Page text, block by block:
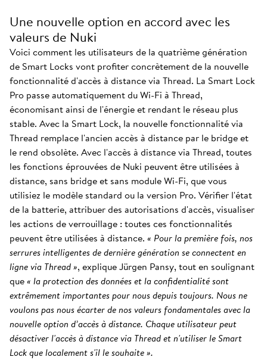
Une nouvelle option en accord avec les
valeurs de Nuki
Voici comment les utilisateurs de la quatrième génération
de Smart Locks vont profiter concrètement de la nouvelle
fonctionnalité d'accès à distance via Thread. La Smart Lock
Pro passe automatiquement du Wi-Fi à Thread,
économisant ainsi de l'énergie et rendant le réseau plus
stable. Avec la Smart Lock, la nouvelle fonctionnalité via
Thread remplace l'ancien accès à distance par le bridge et
le rend obsolète. Avec l'accès à distance via Thread, toutes
les fonctions éprouvées de Nuki peuvent être utilisées à
distance, sans bridge et sans module Wi-Fi, que vous
utilisiez le modèle standard ou la version Pro. Vérifier l'état
de la batterie, attribuer des autorisations d'accès, visualiser
les actions de verrouillage : toutes ces fonctionnalités
peuvent être utilisées à distance. « Pour la première fois, nos
serrures intelligentes de dernière génération se connectent en
ligne via Thread », explique Jürgen Pansy, tout en soulignant
que« la protection des données et la confidentialité sont
extrêmement importantes pour nous depuis toujours. Nous ne
voulons pas nous écarter de nos valeurs fondamentales avec la
nouvelle option d’accès à distance. Chaque utilisateur peut
désactiver l'accès à distance via Thread et n'utiliser le Smart
Lock que localement s'il le souhaite ».